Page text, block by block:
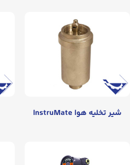
شیر تخلیه هوا InstruMate